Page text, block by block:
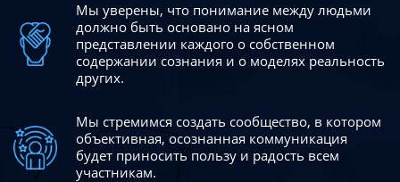
Мы уверены, что понимание между людьми
должно быть основано на ясном
представлении каждого о собственном
содержании сознания и о моделях реальность
других.
Мы стремимся создать сообщество, в котором
объективная, осознанная коммуникация
будет приносить пользу и радость всем
участникам.